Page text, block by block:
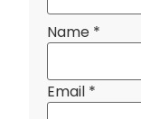
Name *
Email *